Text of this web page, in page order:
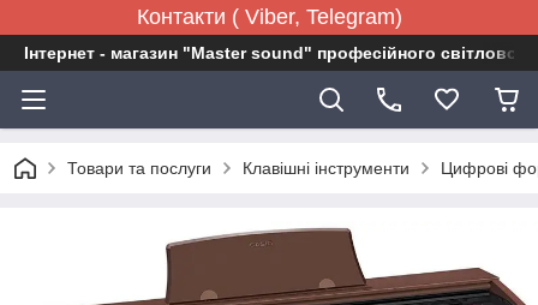
Контакти ( Viber, Telegram)
Інтернет - магазин "Master sound" професійного
Товари та послуги Клавішні інструменти Цифрові